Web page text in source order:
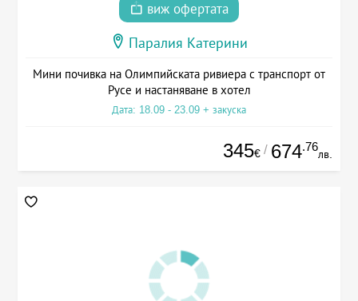
виж офертата
Паралия Катерини
Мини почивка на Олимпийската ривиера с транспорт от
Русе и настаняване в хотел
Дата: 18.09 - 23.09 + закуска
345€ / 674.76
лв.